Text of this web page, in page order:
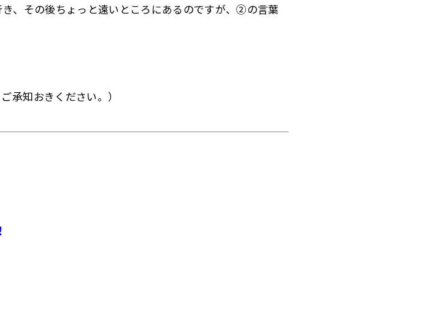
、その後ちょっと遠いところにあるのですが、②の言葉
承知おきください。）